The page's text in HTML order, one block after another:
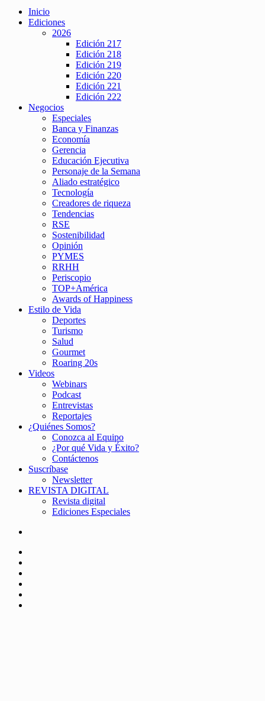
Inicio
Ediciones
2026
Edición 217
Edición 218
Edición 219
Edición 220
Edición 221
Edición 222
Negocios
Especiales
Banca y Finanzas
Economía
Gerencia
Educación Ejecutiva
Personaje de la Semana
Aliado estratégico
Tecnología
Creadores de riqueza
Tendencias
RSE
Sostenibilidad
Opinión
PYMES
RRHH
Periscopio
TOP+América
Awards of Happiness
Estilo de Vida
Deportes
Turismo
Salud
Gourmet
Roaring 20s
Videos
Webinars
Podcast
Entrevistas
Reportajes
¿Quiénes Somos?
Conozca al Equipo
¿Por qué Vida y Éxito?
Contáctenos
Suscríbase
Newsletter
REVISTA DIGITAL
Revista digital
Ediciones Especiales